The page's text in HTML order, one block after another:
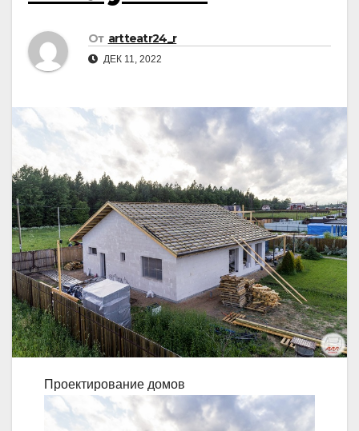
От artteatr24_r
ДЕК 11, 2022
Проектирование домов